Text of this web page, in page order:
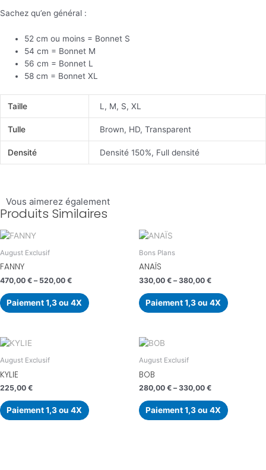
Sachez qu’en général :
52 cm ou moins = Bonnet S
54 cm = Bonnet M
56 cm = Bonnet L
58 cm = Bonnet XL
Taille L, M, S, XL
Tulle Brown, HD, Transparent
Densité Densité 150%, Full densité
Vous aimerez également
Produits Similaires
August Exclusif
FANNY
470,00 € – 520,00 €
Paiement 1,3 ou 4X
Bons Plans
ANAÏS
330,00 € –380,00 €
Paiement 1,3 ou 4X
August Exclusif
KYLIE
225,00 €
Paiement 1,3 ou 4X
August Exclusif
BOB
280,00 € –330,00 €
Paiement 1,3 ou 4X